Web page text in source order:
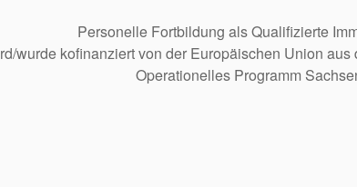
Personelle Fortbildung als Qualifizierte
wurde kofinanziert von der Europäischen Union
Operationelles Programm